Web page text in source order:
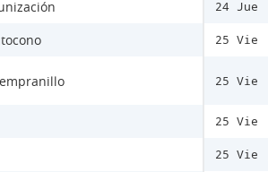
24 Jue
25 Vie
25 Vie
25 Vie
25 Vie